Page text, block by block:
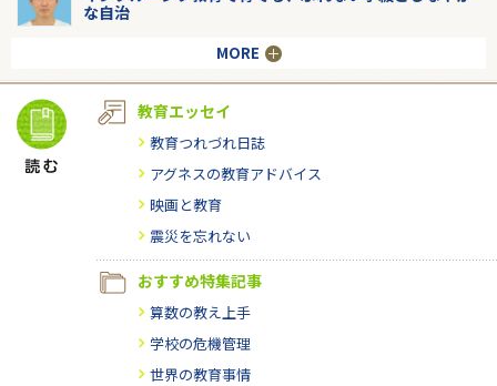
な自治
MORE
教育エッセイ
教育つれづれ日誌
アグネスの教育アドバイス
映画と教育
震災を忘れない
おすすめ特集記事
算数の教え上手
学校の危機管理
世界の教育事情